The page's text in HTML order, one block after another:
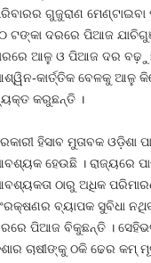
ଗୁଜୁରାଣ
ଟଙ୍କା ଦରରେ ପିଆଜ
ଆଳୁ ଓ ପିଆଜ ଦର ବଢ଼ୁଛି
କାର୍ତ୍ତିକ ବେଳକୁ ଆଳୁ
କରୁଛନ୍ତି ।
ହିସାବ ମୁତାବକ
ହେଉଛି । ରାଜ୍ୟରେ
ଠାରୁ ଅଧିକ
ବ୍ୟାପକ ସୁବିଧା
ପିଆଜ ବିକୁଛନ୍ତି ।
ଚାଷୀଙ୍କୁ ଠକି ଢେର